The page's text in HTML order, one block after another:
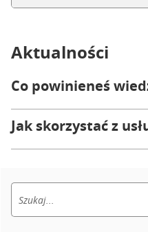
Aktualności
Co powinieneś
Jak skorzystać z